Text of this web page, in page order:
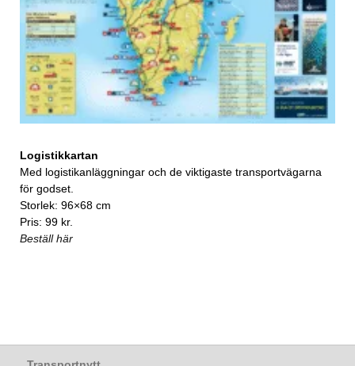
Logistikkartan
Med logistikanläggningar och de viktigaste transportvägarna
för godset.
Storlek: 96×68 cm
Pris: 99 kr.
Beställ här